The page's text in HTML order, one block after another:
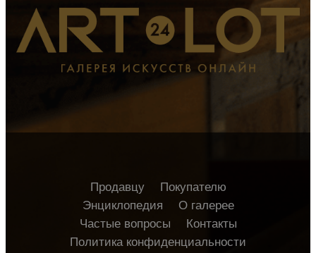
Продавцу
Покупателю
Энциклопедия
О галерее
Частые вопросы
Контакты
Политика конфиденциальности